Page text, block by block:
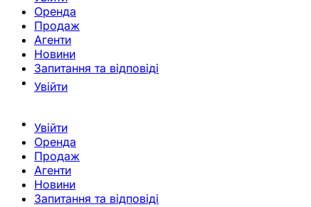
Оренда
Продаж
Агенти
Новини
Запитання та відповіді
Увійти
Увійти
Оренда
Продаж
Агенти
Новини
Запитання та відповіді